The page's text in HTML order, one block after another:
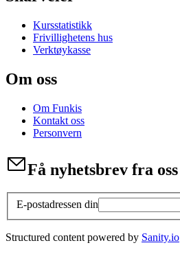
Kursstatistikk
Frivillighetens hus
Verktøykasse
Om oss
Om Funkis
Kontakt oss
Personvern
Få nyhetsbrev fra oss
E-postadressen din
Structured content powered by Sanity.io